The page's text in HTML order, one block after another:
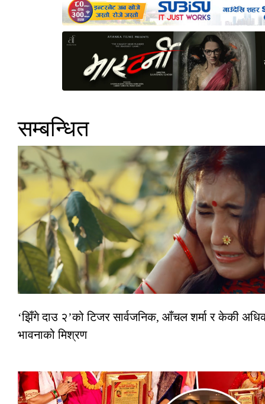
सम्बन्धित
‘झिँगे दाउ २’को टिजर सार्वजनिक, आँचल शर्मा र केकी
भावनाको मिश्रण